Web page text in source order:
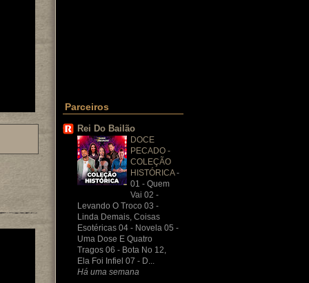
Parceiros
Rei Do Bailão
DOCE
PECADO -
COLEÇÃO
HISTÓRICA-
01 - Quem
Vai 02 -
Levando O Troco 03 -
Linda Demais, Coisas
Esotéricas 04 - Novela 05 -
Uma Dose E Quatro
Tragos 06 - Bota No 12,
Ela Foi Infiel 07 - D...
Há uma semana